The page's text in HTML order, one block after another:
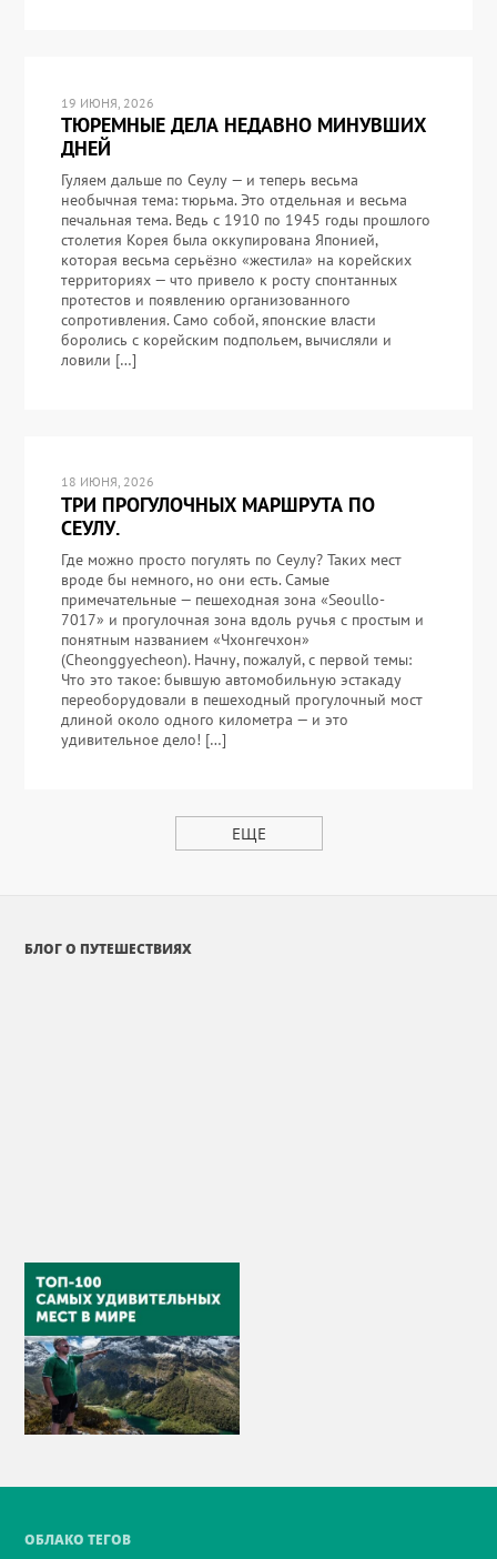
19 ИЮНЯ, 2026
ТЮРЕМНЫЕ ДЕЛА НЕДАВНО МИНУВШИХ
ДНЕЙ
Гуляем дальше по Сеулу — и теперь весьма
необычная тема: тюрьма. Это отдельная и весьма
печальная тема. Ведь с 1910 по 1945 годы прошлого
столетия Корея была оккупирована Японией,
которая весьма серьёзно «жестила» на корейских
территориях — что привело к росту спонтанных
протестов и появлению организованного
сопротивления. Само собой, японские власти
боролись с корейским подпольем, вычисляли и
ловили […]
18 ИЮНЯ, 2026
ТРИ ПРОГУЛОЧНЫХ МАРШРУТА ПО
СЕУЛУ.
Где можно просто погулять по Сеулу? Таких мест
вроде бы немного, но они есть. Самые
примечательные — пешеходная зона «Seoullo-
7017» и прогулочная зона вдоль ручья с простым и
понятным названием «Чхонгечхон»
(Cheonggyecheon). Начну, пожалуй, с первой темы:
Что это такое: бывшую автомобильную эстакаду
переоборудовали в пешеходный прогулочный мост
длиной около одного километра — и это
удивительное дело! […]
ЕЩЕ
БЛОГ О ПУТЕШЕСТВИЯХ
ОБЛАКО ТЕГОВ